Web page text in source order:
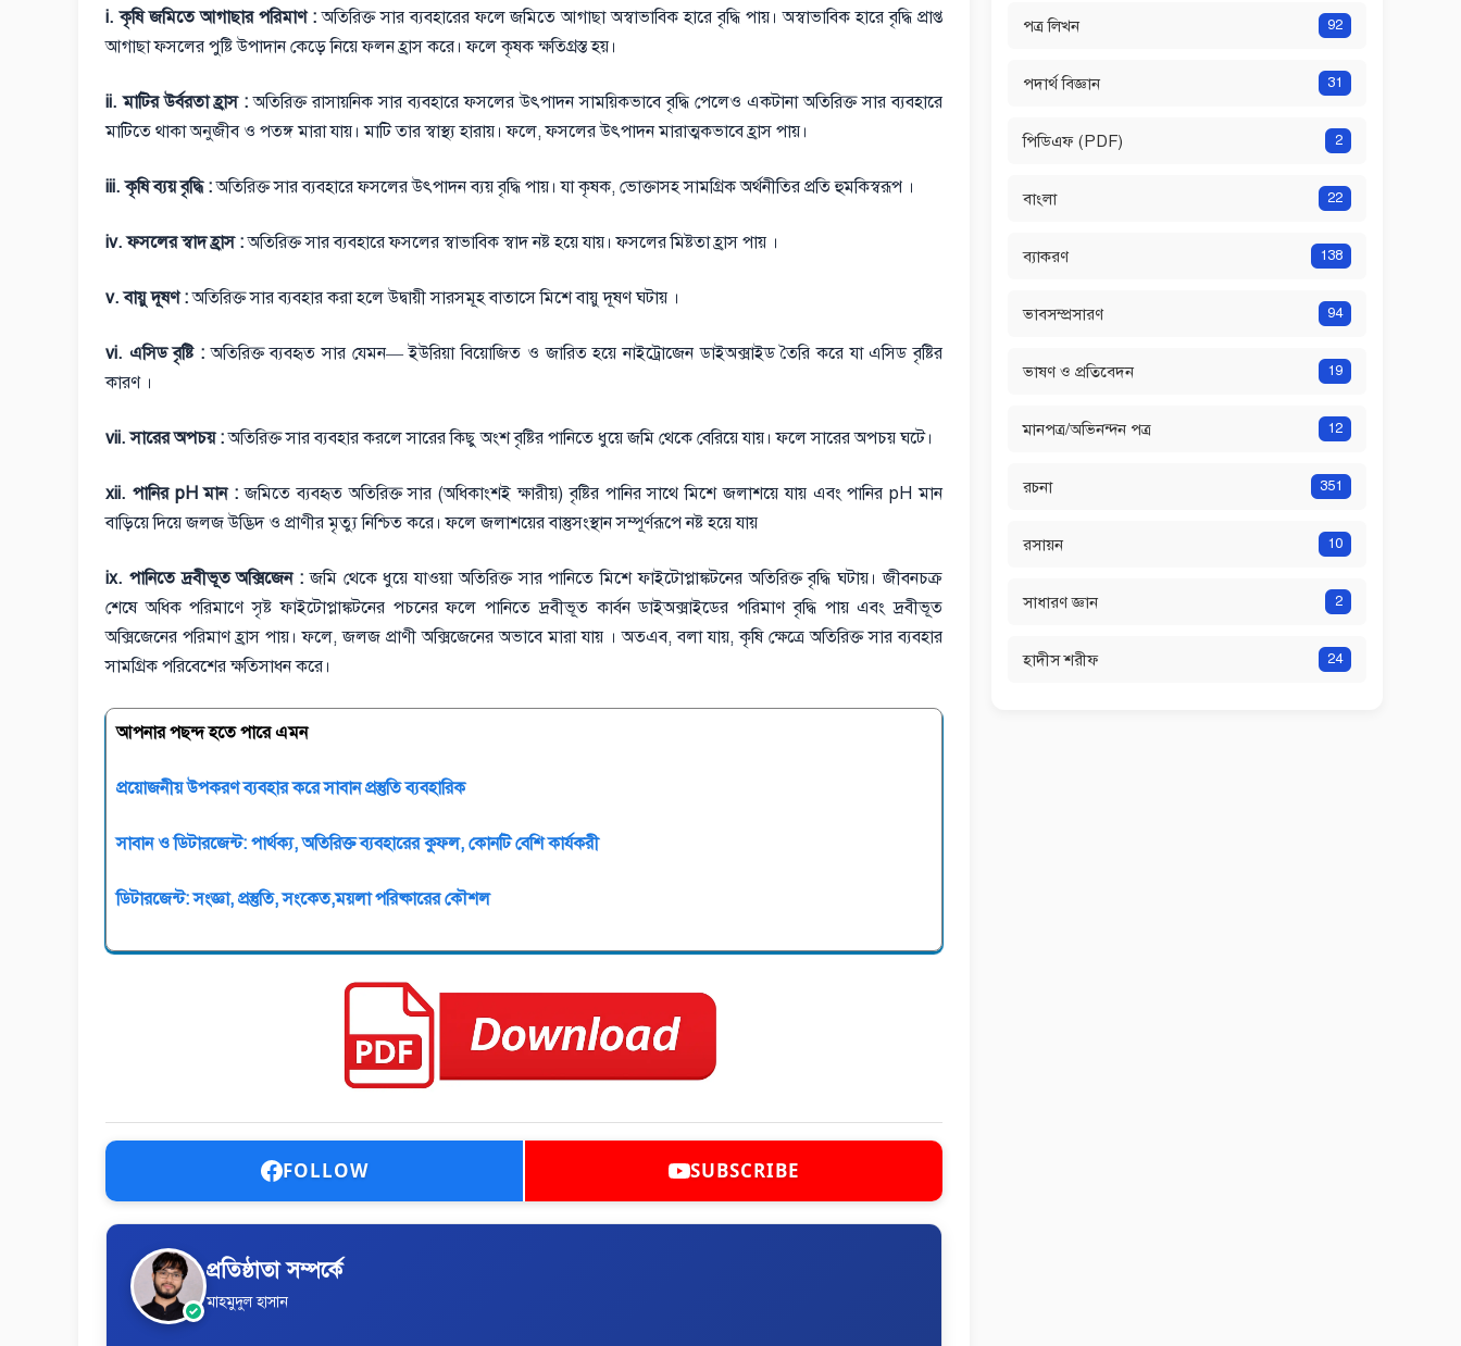
i. কৃষি জমিতে আগাছার পরিমাণ :অতিরিক্ত সার ব্যবহারের ফলে জমিতে আগাছা অস্বাভাবিক হারে বৃদ্ধি পায়। অস্বাভাবিক হারে বৃদ্ধি প্রাপ্ত
আগাছা ফসলের পুষ্টি উপাদান কেড়ে নিয়ে ফলন হ্রাস করে। ফলে কৃষক ক্ষতিগ্রস্ত হয়।
ii. মাটির উর্বরতা হ্রাস : অতিরিক্ত রাসায়নিক সার ব্যবহারে ফসলের উৎপাদন সাময়িকভাবে বৃদ্ধি পেলেও একটানা অতিরিক্ত সার ব্যবহারে
মাটিতে থাকা অনুজীব ও পতঙ্গ মারা যায়। মাটি তার স্বাস্থ্য হারায়। ফলে, ফসলের উৎপাদন মারাত্মকভাবে হ্রাস পায়।
iii. কৃষি ব্যয় বৃদ্ধি :অতিরিক্ত সার ব্যবহারে ফসলের উৎপাদন ব্যয় বৃদ্ধি পায়। যা কৃষক, ভোক্তাসহ সামগ্রিক অর্থনীতির প্রতি হুমকিস্বরূপ ।
iv. ফসলের স্বাদ হ্রাস :অতিরিক্ত সার ব্যবহারে ফসলের স্বাভাবিক স্বাদ নষ্ট হয়ে যায়। ফসলের মিষ্টতা হ্রাস পায় ।
v. বায়ু দূষণ :অতিরিক্ত সার ব্যবহার করা হলে উদ্বায়ী সারসমূহ বাতাসে মিশে বায়ু দূষণ ঘটায় ।
vi. এসিড বৃষ্টি : অতিরিক্ত ব্যবহৃত সার যেমন— ইউরিয়া বিয়োজিত ও জারিত হয়ে নাইট্রোজেন ডাইঅক্সাইড তৈরি করে যা এসিড বৃষ্টির
কারণ ।
vii. সারের অপচয় :অতিরিক্ত সার ব্যবহার করলে সারের কিছু অংশ বৃষ্টির পানিতে ধুয়ে জমি থেকে বেরিয়ে যায়। ফলে সারের অপচয় ঘটে।
xii. পানির pH মান : জমিতে ব্যবহৃত অতিরিক্ত সার (অধিকাংশই ক্ষারীয়) বৃষ্টির পানির সাথে মিশে জলাশয়ে যায় এবং পানির pH মান
বাড়িয়ে দিয়ে জলজ উদ্ভিদ ও প্রাণীর মৃত্যু নিশ্চিত করে। ফলে জলাশয়ের বাস্তুসংস্থান সম্পূর্ণরূপে নষ্ট হয়ে যায়
ix. পানিতে দ্রবীভূত অক্সিজেন : জমি থেকে ধুয়ে যাওয়া অতিরিক্ত সার পানিতে মিশে ফাইটোপ্লাঙ্কটনের অতিরিক্ত বৃদ্ধি ঘটায়। জীবনচক্র
শেষে অধিক পরিমাণে সৃষ্ট ফাইটোপ্লাঙ্কটনের পচনের ফলে পানিতে দ্রবীভূত কার্বন ডাইঅক্সাইডের পরিমাণ বৃদ্ধি পায় এবং দ্রবীভূত
অক্সিজেনের পরিমাণ হ্রাস পায়। ফলে, জলজ প্রাণী অক্সিজেনের অভাবে মারা যায় । অতএব, বলা যায়, কৃষি ক্ষেত্রে অতিরিক্ত সার ব্যবহার
সামগ্রিক পরিবেশের ক্ষতিসাধন করে।
আপনার পছন্দ হতে পারে এমন
প্রয়োজনীয় উপকরণ ব্যবহার করে সাবান প্রস্তুতি ব্যবহারিক
সাবান ও ডিটারজেন্ট: পার্থক্য, অতিরিক্ত ব্যবহারের কুফল, কোনটি বেশি কার্যকরী
ডিটারজেন্ট: সংজ্ঞা, প্রস্তুতি, সংকেত,ময়লা পরিষ্কারের কৌশল
FOLLOW SUBSCRIBE
প্রতিষ্ঠাতা সম্পর্কে
মাহমুদুল হাসান
পত্র লিখন 92
পদার্থ বিজ্ঞান 31
পিডিএফ (PDF) 2
বাংলা 22
ব্যাকরণ 138
ভাবসম্প্রসারণ 94
ভাষণ ও প্রতিবেদন 19
মানপত্র/অভিনন্দন পত্র 12
রচনা 351
রসায়ন 10
সাধারণ জ্ঞান 2
হাদীস শরীফ 24